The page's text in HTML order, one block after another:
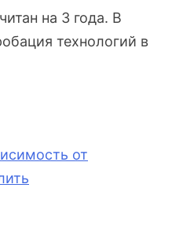
на 3 года. В
технологий в
от